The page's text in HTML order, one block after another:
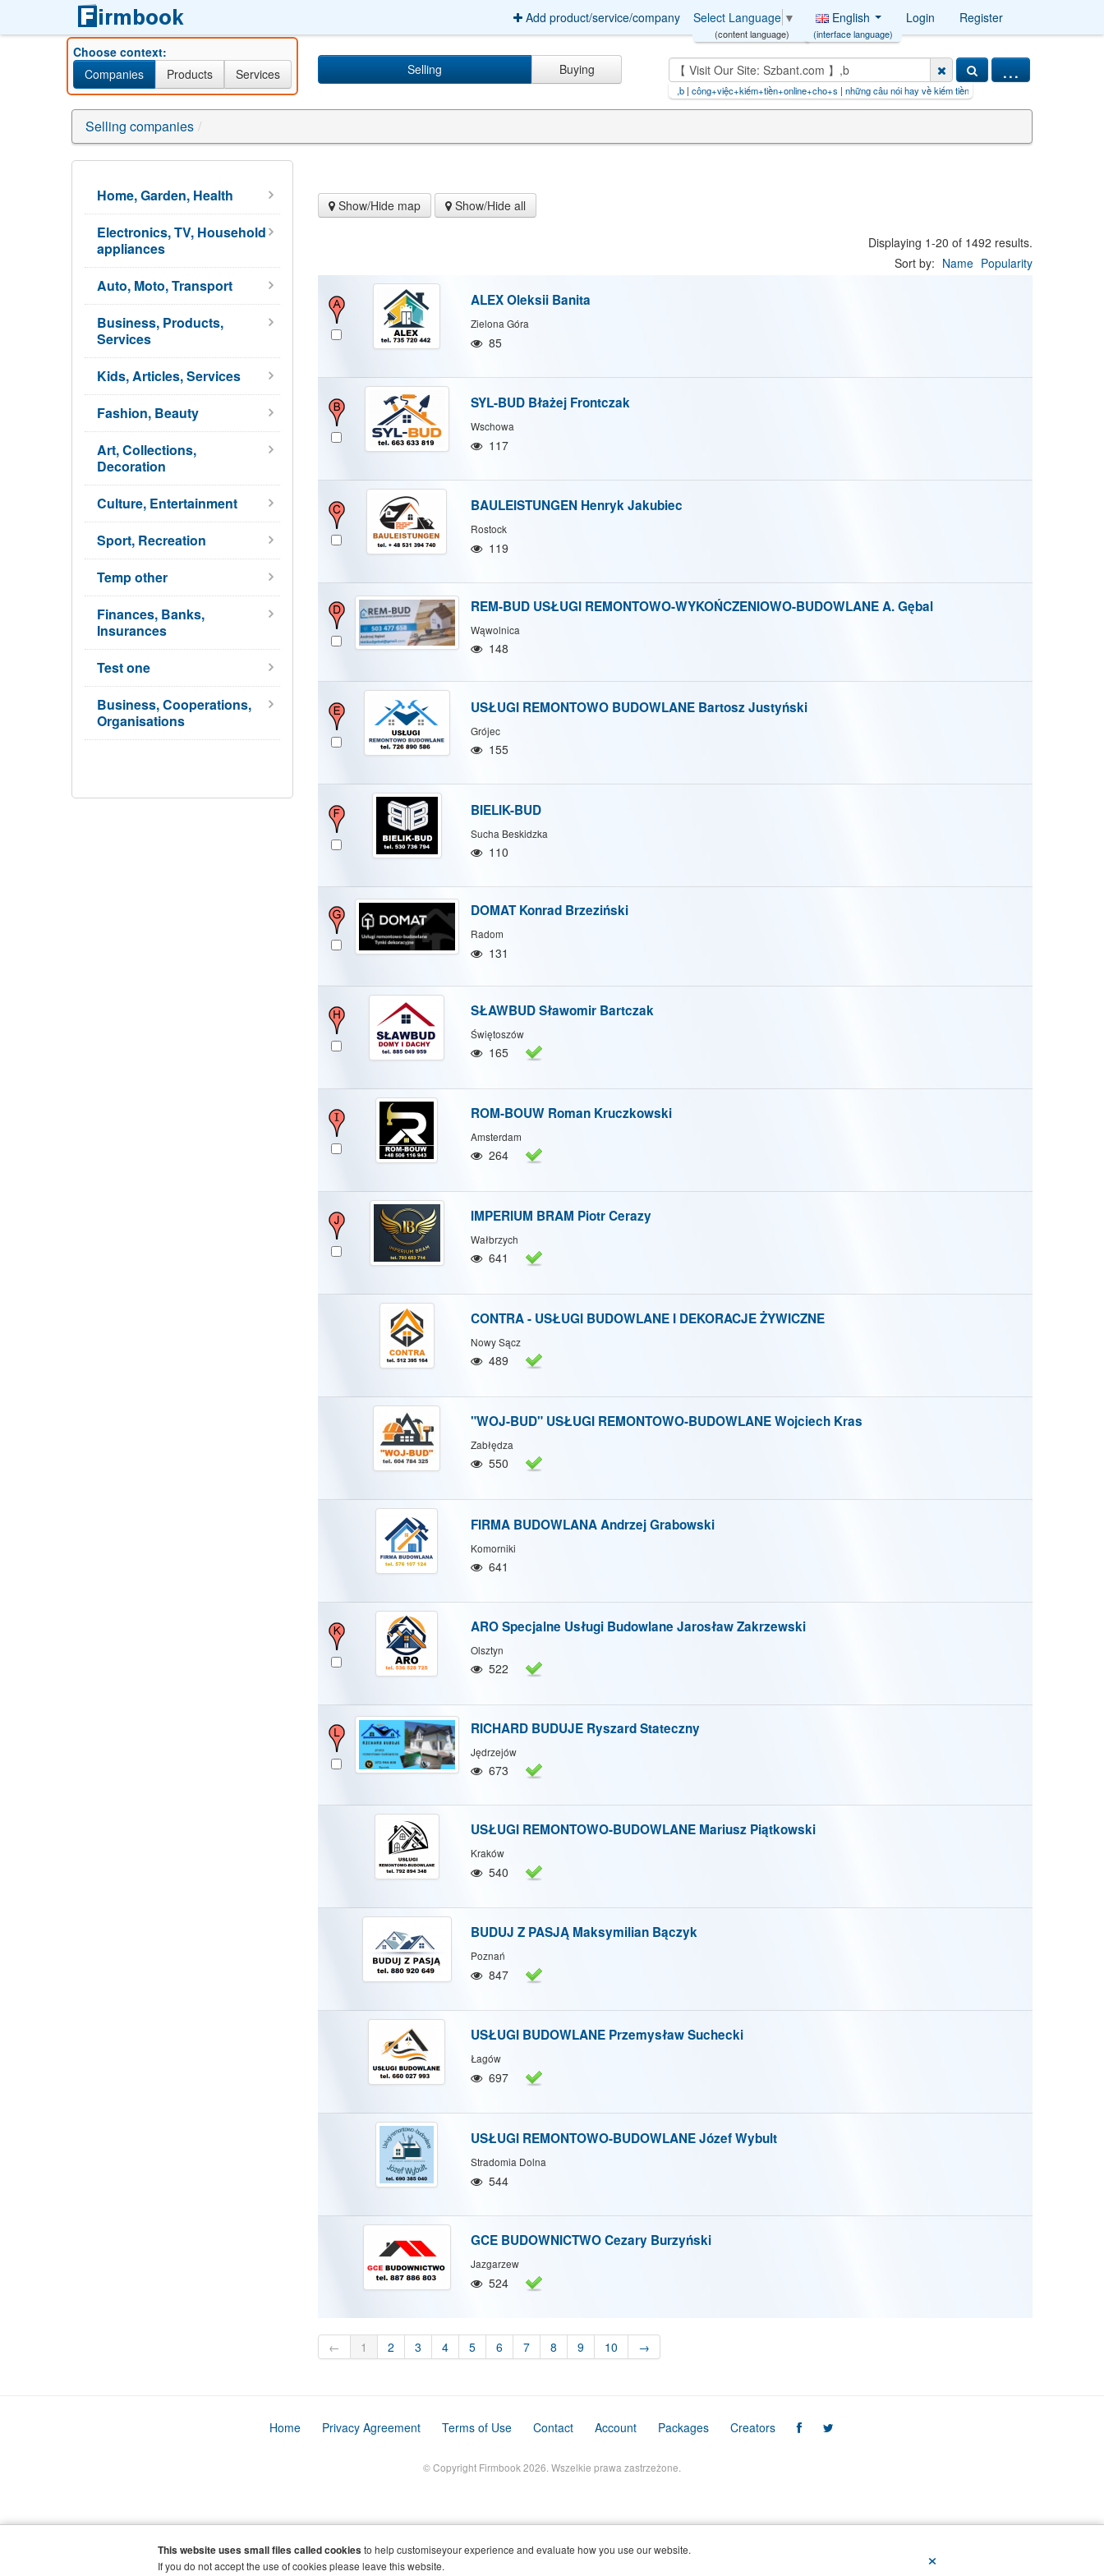
Add product/service/company Select Language ▼
(content language)
English
(interface language)
Login Register
Choose context:
Companies
Products Services Selling Buying ...
công+việc+kiếm+tiền+online+cho+s|những câu nói hay về kiếm tiền o|la mancha|
Selling companies /
Home, Garden, Health
Electronics, TV, Household
appliances
Auto, Moto, Transport
Business, Products,
Services
Kids, Articles, Services
Fashion, Beauty
Art, Collections,
Decoration
Culture, Entertainment
Sport, Recreation
Temp other
Finances, Banks,
Insurances
Test one
Business, Cooperations,
Organisations
Show/Hide map Show/Hide all
Show/Hide map Show/Hide all
Displaying 1-20 of 1492 results.
Sort by: Name Popularity
ALEX Oleksii Banita
Zielona Góra
85
SYL-BUD Błażej Frontczak
Wschowa
117
BAULEISTUNGEN Henryk Jakubiec
Rostock
119
REM-BUD USŁUGI REMONTOWO-WYKOŃCZENIOWO-BUDOWLANE A. Gębal
Wąwolnica
148
USŁUGI REMONTOWO BUDOWLANE Bartosz Justyński
Grójec
155
BIELIK-BUD
Sucha Beskidzka
110
DOMAT Konrad Brzeziński
Radom
131
SŁAWBUD Sławomir Bartczak
Świętoszów
165
ROM-BOUW Roman Kruczkowski
Amsterdam
264
IMPERIUM BRAM Piotr Cerazy
Wałbrzych
641
CONTRA - USŁUGI BUDOWLANE I DEKORACJE ŻYWICZNE
Nowy Sącz
489
"WOJ-BUD" USŁUGI REMONTOWO-BUDOWLANE Wojciech Kras
Zabłędza
550
FIRMA BUDOWLANA Andrzej Grabowski
Komorniki
641
ARO Specjalne Usługi Budowlane Jarosław Zakrzewski
Olsztyn
522
RICHARD BUDUJE Ryszard Stateczny
Jędrzejów
673
USŁUGI REMONTOWO-BUDOWLANE Mariusz Piątkowski
Kraków
540
BUDUJ Z PASJĄ Maksymilian Bączyk
Poznań
847
USŁUGI BUDOWLANE Przemysław Suchecki
Łagów
697
USŁUGI REMONTOWO-BUDOWLANE Józef Wybult
Stradomia Dolna
544
GCE BUDOWNICTWO Cezary Burzyński
Jazgarzew
524
← 1 2 3 4 5 6 7 8 9 10 →
Home Privacy Agreement Terms of Use Contact Account Packages Creators
© Copyright Firmbook 2026. Wszelkie prawa zastrzeżone.
×
This website uses small files called cookiesto help customiseyour experience and evaluate how you use our website.
If you do not accept the use of cookies please leave this website.